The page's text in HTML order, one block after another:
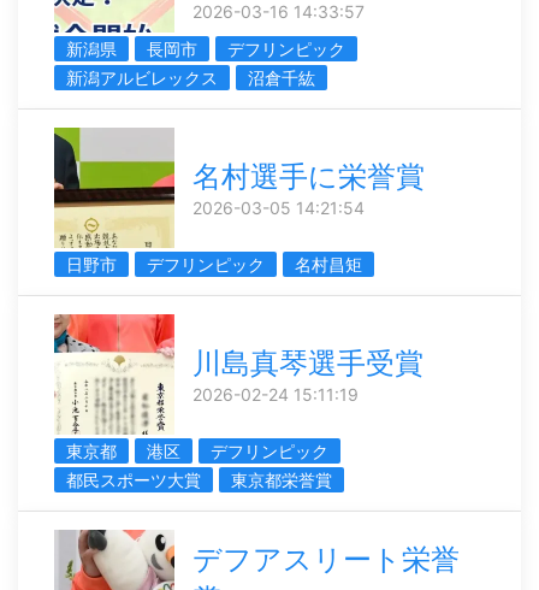
2026-03-16 14:33:57
新潟県
長岡市
デフリンピック
新潟アルビレックス
沼倉千紘
名村選手に栄誉賞
2026-03-05 14:21:54
日野市 デフリンピック 名村昌矩
川島真琴選手受賞
2026-02-24 15:11:19
東京都 港区
デフリンピック
都民スポーツ大賞
東京都栄誉賞
デフアスリート栄誉